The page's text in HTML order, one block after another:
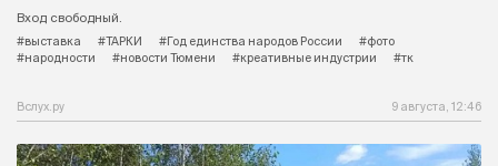
Вход свободный.
#выставка
#ТАРКИ #Год единства народов России
#фото
#народности
#новости Тюмени #креативные индустрии #тк
Вслух.ру 9 августа, 12:46